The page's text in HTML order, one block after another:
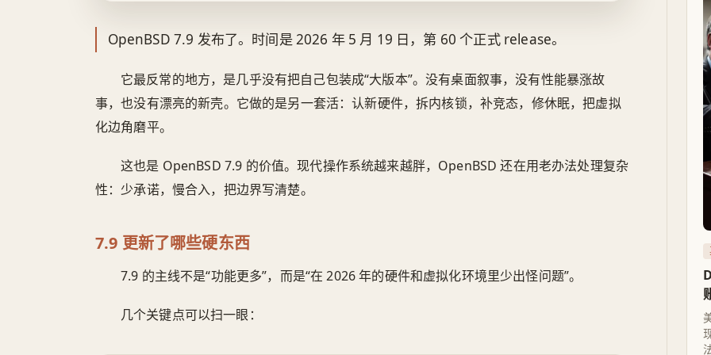
OpenBSD 7.9 发布了。时间是 2026 年 5 月 19 日，第 60 个正式 release。
它最反常的地方，是几乎没有把自己包装成“大版本”。没有桌面叙事，没有性能暴涨故
事，也没有漂亮的新壳。它做的是另一套活：认新硬件，拆内核锁，补竞态，修休眠，把虚拟
化边角磨平。
这也是 OpenBSD 7.9 的价值。现代操作系统越来越胖，OpenBSD 还在用老办法处理复杂
性：少承诺，慢合入，把边界写清楚。
7.9 更新了哪些硬东西
7.9 的主线不是“功能更多”，而是“在 2026 年的硬件和虚拟化环境里少出怪问题”。
几个关键点可以扫一眼：